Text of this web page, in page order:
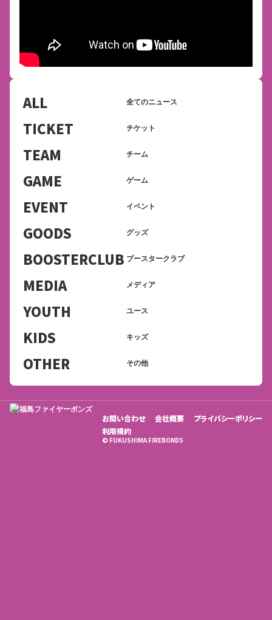
ALL 全てのニュース
TICKET チケット
TEAM チーム
GAME ゲーム
EVENT イベント
GOODS グッズ
BOOSTERCLUB ブースタークラブ
MEDIA メディア
YOUTH ユース
KIDS キッズ
OTHER その他
お問い合わせ 会社概要
プライバシーポリシー
利用規約
© FUKUSHIMA FIREBONDS